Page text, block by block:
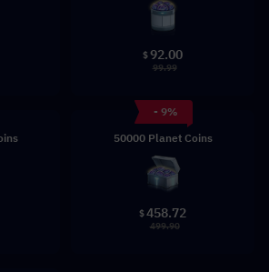
$92.00
99.99
- 9%
50000 Planet Coins
$458.72
499.90